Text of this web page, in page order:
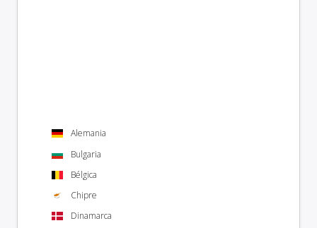
Alemania
Bulgaria
Bélgica
Chipre
Dinamarca